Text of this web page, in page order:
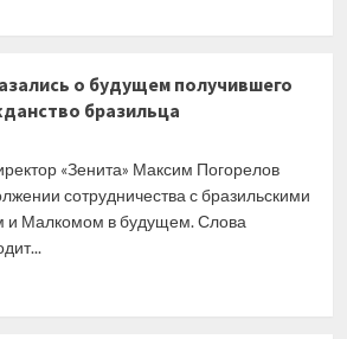
о будущем получившего
бразильца
«Зенита» Максим Погорелов
сотрудничества с бразильскими
и Малкомом в будущем. Слова